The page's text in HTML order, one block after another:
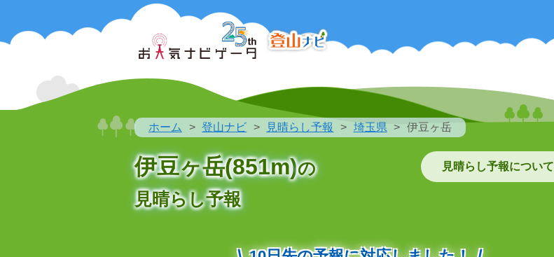
ホーム 登山ナビ 見晴らし予報 埼玉県 伊豆ヶ岳
伊豆ヶ岳(851m)の
見晴らし予報
見晴らし予報について